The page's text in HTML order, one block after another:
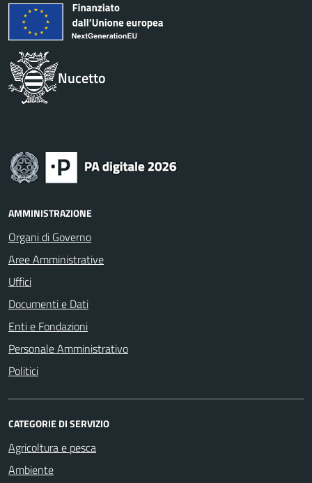
Nucetto
AMMINISTRAZIONE
Organi di Governo
Aree Amministrative
Uffici
Documenti e Dati
Enti e Fondazioni
Personale Amministrativo
Politici
CATEGORIE DI SERVIZIO
Agricoltura e pesca
Ambiente